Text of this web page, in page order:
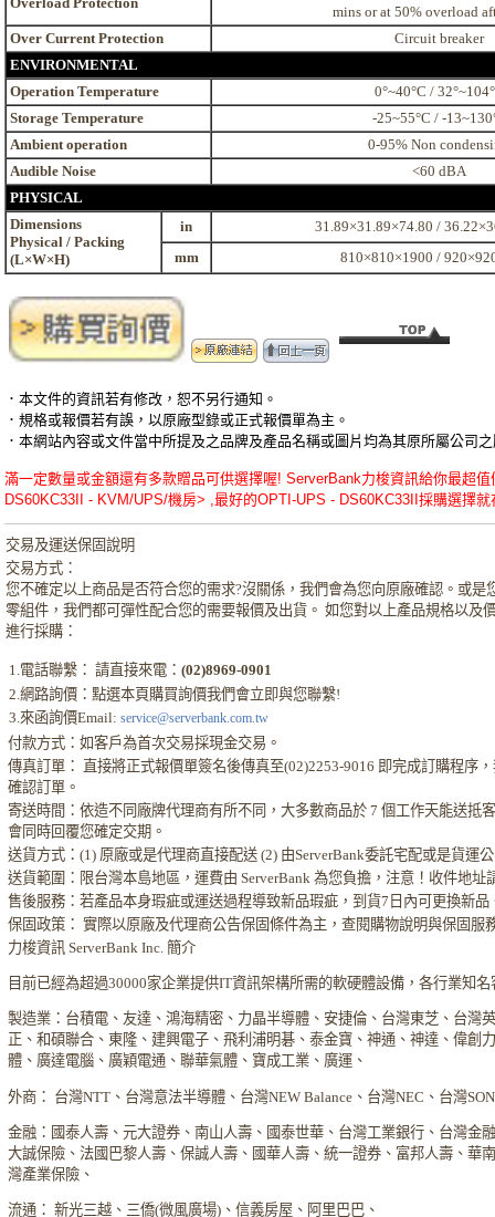
mins or at 50% overload
Over Current Protection
Circuit breaker
ENVIRONMENTAL
Operation Temperature
0°~40°C /
Storage Temperature
-25~55°C / -
Ambient operation
0-95% Non
Audible Noise
<60 dBA
PHYSICAL
Dimensions
Physical / Packing
(L×W×H)
in
31.89×31.89×74.80 /
mm
810×810×1900 /
．本文件的資訊若有修改，恕不另行通知。
．規格或報價若有誤，以原廠型錄或正式報價單為主。
．本網站內容或文件當中所提及之品牌及產品名稱或圖片均為其原所屬公司
滿一定數量或金額還有多款贈品可供選擇喔! ServerBank力梭資訊給你最超
DS60KC33II - KVM/UPS/機房> ,最好的OPTI-UPS - DS60KC33II採購選擇
交易及運送保固說明
交易方式：
您不確定以上商品是否符合您的需求?沒關係，我們會為您向原廠確認。或是
零組件，我們都可彈性配合您的需要報價及出貨。 如您對以上產品規格以及
進行採購：
1.電話聯繫： 請直接來電：(02)8969-0901
2.網路詢價：點選本頁購買詢價我們會立即與您聯繫!
3.來函詢價Email: service@serverbank.com.tw
付款方式：如客戶為首次交易採現金交易。
傳真訂單： 直接將正式報價單簽名後傳真至(02)2253-9016 即完成訂購程序
確認訂單。
寄送時間：依造不同廠牌代理商有所不同，大多數商品於 7 個工作天能送抵
會同時回覆您確定交期。
送貨方式：(1) 原廠或是代理商直接配送 (2) 由ServerBank委託宅配或是貨運
送貨範圍：限台灣本島地區，運費由 ServerBank 為您負擔，注意！收件地址
售後服務：若產品本身瑕疵或運送過程導致新品瑕疵，到貨7日內可更換新品
保固政策： 實際以原廠及代理商公告保固條件為主，查閱購物說明與保固服
力梭資訊 ServerBank Inc. 簡介
目前已經為超過30000家企業提供IT資訊架構所需的軟硬體設備，各行業知名
製造業：台積電、友達、鴻海精密、力晶半導體、安捷倫、台灣東芝、台灣
正、和碩聯合、東隆、建興電子、飛利浦明碁、泰金寶、神通、神達、偉創
體、廣達電腦、廣穎電通、聯華氣體、寶成工業、廣運、
外商： 台灣NTT、台灣意法半導體、台灣NEW Balance、台灣NEC、台灣
金融：國泰人壽、元大證券、南山人壽、國泰世華、台灣工業銀行、台灣金
大誠保險、法國巴黎人壽、保誠人壽、國華人壽、統一證券、富邦人壽、華
灣產業保險、
流通： 新光三越、三僑(微風廣場)、信義房屋、阿里巴巴、